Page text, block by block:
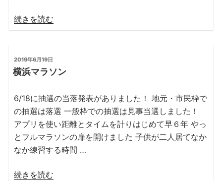
ン
店”
“新
型
ロ
ナ
ィ
ル
ス
対
応
つ
続きを読む
投
稿
日:
2019年6月19日
横浜マラソン
6/18に抽選の当落発表がありました！ 地元・市民枠で
の抽選は落選 一般枠での抽選は見事当選しました！
アプリを使い距離とタイムを計りはじめて早６年 やっ
とフルマラソンの扉を開けました 子供が二人居てなか
なか練習する時間 …
“横
続きを読む